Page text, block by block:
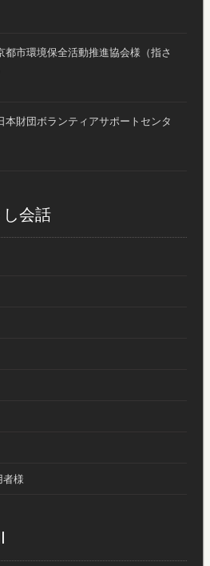
都市環境保全活動推進協会様（指さ
本財団ボランティアサポートセンタ
会話
者様